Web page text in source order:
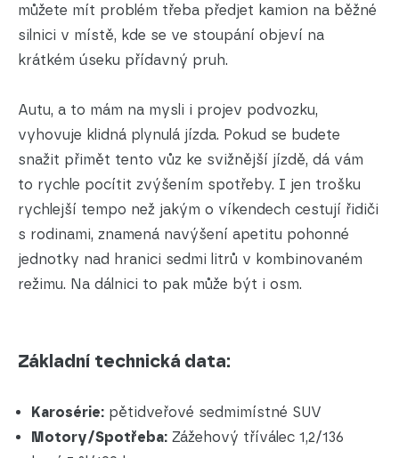
můžete mít problém třeba předjet kamion na běžné
silnici v místě, kde se ve stoupání objeví na
krátkém úseku přídavný pruh.
Autu, a to mám na mysli i projev podvozku,
vyhovuje klidná plynulá jízda. Pokud se budete
snažit přimět tento vůz ke svižnější jízdě, dá vám
to rychle pocítit zvýšením spotřeby. I jen trošku
rychlejší tempo než jakým o víkendech cestují řidiči
s rodinami, znamená navýšení apetitu pohonné
jednotky nad hranici sedmi litrů v kombinovaném
režimu. Na dálnici to pak může být i osm.
Základní technická data:
Karosérie: pětidveřové sedmimístné SUV
Motory/Spotřeba: Zážehový tříválec 1,2/136